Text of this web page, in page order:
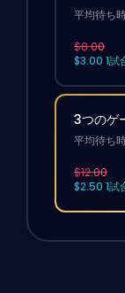
平均待ち
$8.00
$3.00 1試
3つのゲ
平均待ち
$12.00
$2.50 1試